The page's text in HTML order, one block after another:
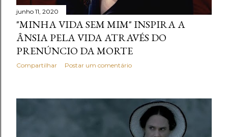
junho 11, 2020
"MINHA VIDA SEM MIM" INSPIRA A
ÂNSIA PELA VIDA ATRAVÉS DO
PRENÚNCIO DA MORTE
Compartilhar Postar um comentário